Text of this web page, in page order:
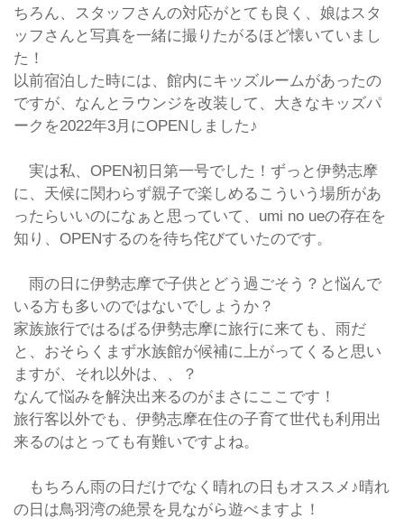
ちろん、スタッフさんの対応がとても良く、娘はスタ
ッフさんと写真を一緒に撮りたがるほど懐いていまし
た！
以前宿泊した時には、館内にキッズルームがあったの
ですが、なんとラウンジを改装して、大きなキッズパ
ークを2022年3月にOPENしました♪
実は私、OPEN初日第一号でした！ずっと伊勢志摩
に、天候に関わらず親子で楽しめるこういう場所があ
ったらいいのになぁと思っていて、umi no ueの存在を
知り、OPENするのを待ち侘びていたのです。
雨の日に伊勢志摩で子供とどう過ごそう？と悩んで
いる方も多いのではないでしょうか？
家族旅行ではるばる伊勢志摩に旅行に来ても、雨だ
と、おそらくまず水族館が候補に上がってくると思い
ますが、それ以外は、、？
なんて悩みを解決出来るのがまさにここです！
旅行客以外でも、伊勢志摩在住の子育て世代も利用出
来るのはとっても有難いですよね。
もちろん雨の日だけでなく晴れの日もオススメ♪晴れ
の日は鳥羽湾の絶景を見ながら遊べますよ！